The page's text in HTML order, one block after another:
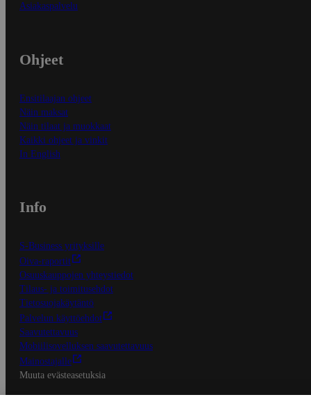
Asiakaspalvelu
Ohjeet
Ensitilaajan ohjeet
Näin maksat
Näin tilaat ja muokkaat
Kaikki ohjeet ja vinkit
In English
Info
S-Business yrityksille
Oiva-raportit
Osuuskauppojen yhteystiedot
Tilaus- ja toimitusehdot
Tietosuojakäytäntö
Palvelun käyttöehdot
Saavutettavuus
Mobiilisovelluksen saavutettavuus
Mainostajalle
Muuta evästeasetuksia